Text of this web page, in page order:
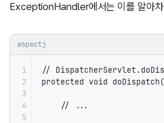
ExceptionHandler에서는 이를 알아
aspectj
1
2
3
4
5
//
protected void
    // ...